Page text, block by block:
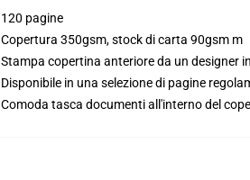
120 pagine
Copertura 350gsm, stock di carta 90gsm m
Stampa copertina anteriore da un designer
Disponibile in una selezione di pagine
Comoda tasca documenti all'interno del